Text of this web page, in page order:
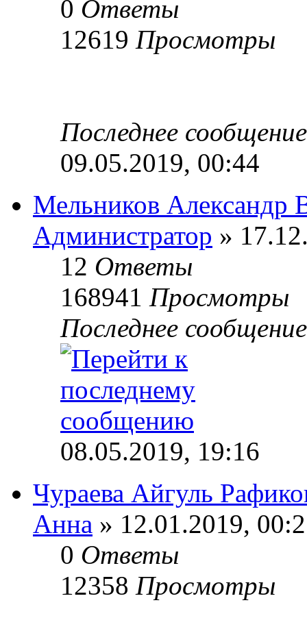
0 Ответы
12619 Просмотры
Последнее
09.05.2019, 00:44
Мельников Александр
Администратор »
12 Ответы
168941 Просмотры
Последнее
08.05.2019, 19:16
Чураева Айгуль
Анна » 12.01.2019,
0 Ответы
12358 Просмотры